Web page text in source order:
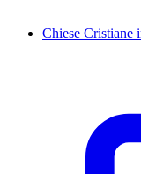
Chiese Cristiane